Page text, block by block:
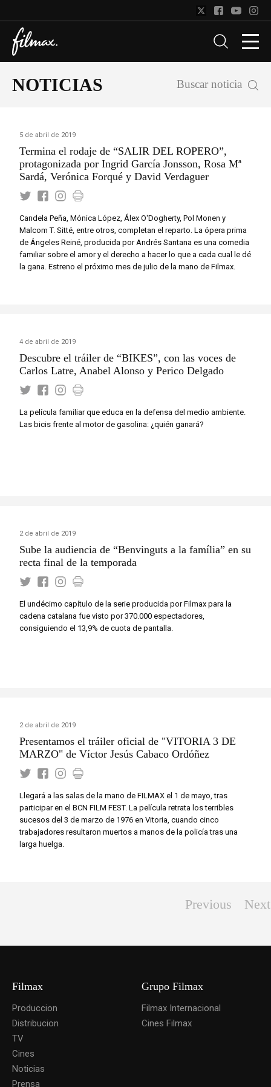
NOTICIAS Buscar noticia
5 de abril de 2019
Termina el rodaje de “SALIR DEL ROPERO”,
protagonizada por Ingrid García Jonsson, Rosa Mª
Sardá, Verónica Forqué y David Verdaguer
Candela Peña, Mónica López, Álex O'Dogherty, Pol Monen y
Malcom T. Sitté, entre otros, completan el reparto. La ópera prima
de Ángeles Reiné, producida por Andrés Santana es una comedia
familiar sobre el amor y el derecho a hacer lo que a cada cual le dé
la gana. Estreno el próximo mes de julio de la mano de Filmax.
4 de abril de 2019
Descubre el tráiler de “BIKES”, con las voces de
Carlos Latre, Anabel Alonso y Perico Delgado
La película familiar que educa en la defensa del medio ambiente.
Las bicis frente al motor de gasolina: ¿quién ganará?
2 de abril de 2019
Sube la audiencia de “Benvinguts a la família” en su
recta final de la temporada
El undécimo capítulo de la serie producida por Filmax para la
cadena catalana fue visto por 370.000 espectadores,
consiguiendo el 13,9% de cuota de pantalla.
2 de abril de 2019
Presentamos el tráiler oficial de "VITORIA 3 DE
MARZO" de Víctor Jesús Cabaco Ordóñez
Llegará a las salas de la mano de FILMAX el 1 de mayo, tras
participar en el BCN FILM FEST. La película retrata los terribles
sucesos del 3 de marzo de 1976 en Vitoria, cuando cinco
trabajadores resultaron muertos a manos de la policía tras una
larga huelga.
Previous Next
Filmax
Produccion
Distribucion
TV
Cines
Noticias
Prensa
Grupo Filmax
Filmax Internacional
Cines Filmax